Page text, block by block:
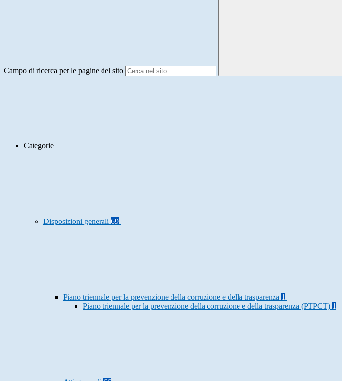
Campo di ricerca per le pagine del sito
Categorie
Disposizioni generali 69
Piano triennale per la prevenzione della corruzione e della trasparenza 1
Piano triennale per la prevenzione della corruzione e della trasparenza (PTPCT) 1